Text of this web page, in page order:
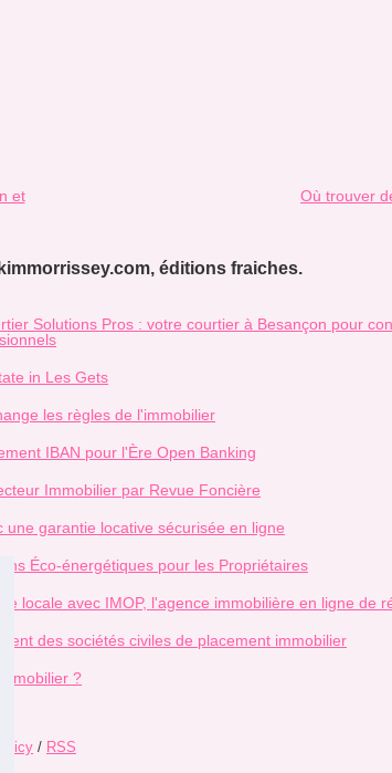
et
Où trouver
kimmorrissey.com, éditions fraiches.
Solutions Pros : votre courtier à Besançon pour
in Les Gets
les règles de l'immobilier
IBAN pour l'Ère Open Banking
Immobilier par Revue Foncière
une garantie locative sécurisée en ligne
Éco-énergétiques pour les Propriétaires
locale avec IMOP, l'agence immobilière en ligne de
des sociétés civiles de placement immobilier
?
/ RSS